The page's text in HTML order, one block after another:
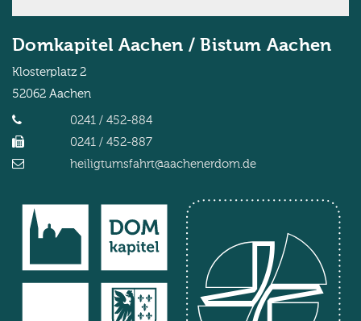
Domkapitel Aachen / Bistum Aachen
Klosterplatz 2
52062 Aachen
0241 / 452-884
0241 / 452-887
heiligtumsfahrt@aachenerdom.de